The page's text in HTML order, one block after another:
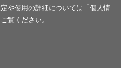
や使用の詳細については「 個人情
覧ください。